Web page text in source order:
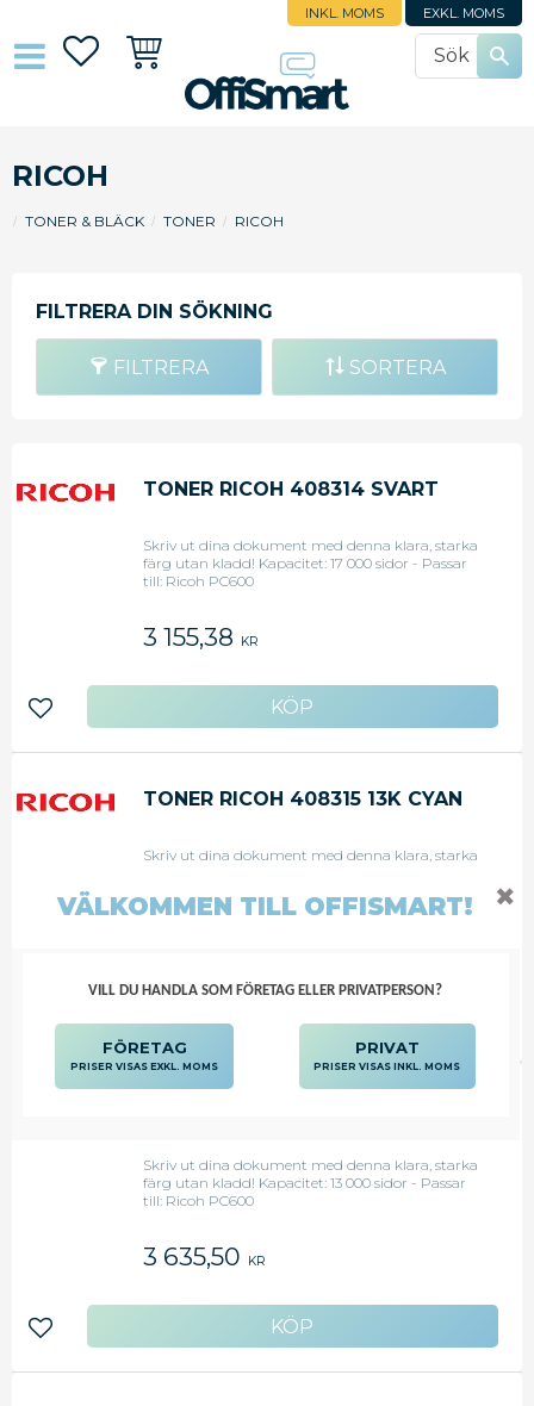
INKL. MOMS EXKL. MOMS
FavoriterKundvagn
RICOH
TONER & BLÄCK TONER RICOH
FILTRERA SORTERA
TONER RICOH 408314 SVART
Skriv ut dina dokument med denna klara, starka
färg utan kladd! Kapacitet: 17 000 sidor - Passar
till: Ricoh PC600
3 155,38 KR
Lägg till i favoriter
TONER RICOH 408315 13K CYAN
Skriv ut dina dokument med denna klara, starka
Lägg till i favoriter
Skriv ut dina dokument med denna klara, starka
färg utan kladd! Kapacitet: 13 000 sidor - Passar
till: Ricoh PC600
3 635,50 KR
Lägg till i favoriter
VÄLKOMMEN TILL OFFISMART!
VILL DU HANDLA SOM FÖRETAG ELLER PRIVATPERSON?
FÖRETAG
PRISER VISAS EXKL. MOMS
PRIVAT
PRISER VISAS INKL. MOMS
✖